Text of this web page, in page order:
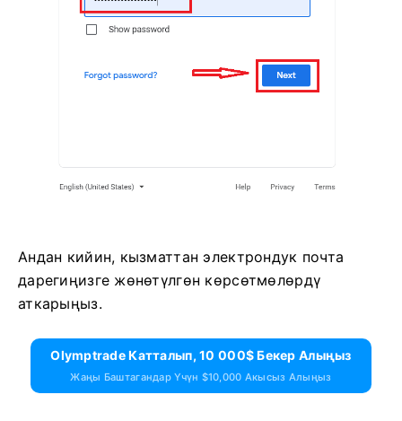
Андан кийин, кызматтан электрондук почта
дарегиңизге жөнөтүлгөн көрсөтмөлөрдү
аткарыңыз.
Olymptrade Катталып, 10 000$ Бекер Алыңыз
Жаңы Баштагандар Үчүн $10,000 Акысыз Алыңыз